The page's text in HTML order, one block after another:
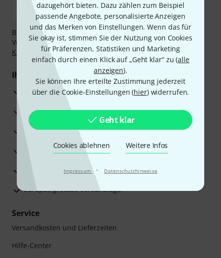
dazugehört bieten. Dazu zählen zum Beispiel
passende Angebote, personalisierte Anzeigen
und das Merken von Einstellungen. Wenn das für
Sie okay ist, stimmen Sie der Nutzung von Cookies
für Präferenzen, Statistiken und Marketing
einfach durch einen Klick auf „Geht klar“ zu (alle
anzeigen).
Sie können Ihre erteilte Zustimmung jederzeit
über die Cookie-Einstellungen (hier) widerrufen.
Geht klar
Cookies ablehnen Weitere Infos
Impressum · Datenschutzhinweise
Bezahlen Sie vertraulich und sicher per Nachnahme,
Vorkasse, PayPal, Amazon Pay,Klarna Sofort bezahlen,
Klarna Ratenzahlungoder Kreditkarte.
Ihre Vorteile
3 Jahre Thomann Garantie
30 Tage Money-Back-Garantie
Reparaturservice
Beratung durch Fachexperten
Zufriedenheitsgarantie
Europas größtes Versandlager
Service
Versandkosten und Lieferzeiten
Hilfe-Center